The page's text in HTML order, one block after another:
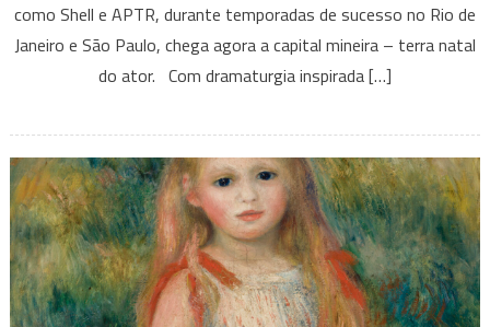
monólogo
de
Vandré
CCBB
BH
em
agosto
como Shell e APTR, durante temporadas de sucesso no Rio de
Janeiro e São Paulo, chega agora a capital mineira – terra natal
do ator. Com dramaturgia inspirada […]